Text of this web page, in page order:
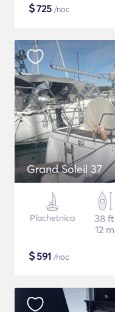
$725 /noc
Grand Soleil 37
Plachetnica
38 ft
12 m
$591 /noc